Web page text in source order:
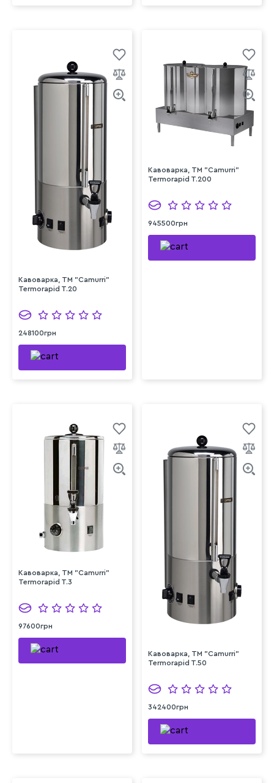
Кавоварка, TM "Camurri"
Termorapid T.20
248100грн
Кавоварка, TM "Camurri"
Termorapid T.200
945500грн
Кавоварка, TM "Camurri"
Termorapid T.3
97600грн
Кавоварка, TM "Camurri"
Termorapid T.50
342400грн